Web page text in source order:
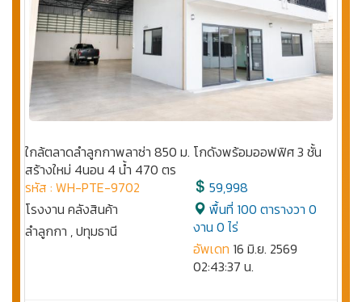
ใกล้ตลาดลำลูกกาพลาซ่า 850 ม. โกดังพร้อมออฟฟิศ 3 ชั้น
สร้างใหม่ 4นอน 4 น้ำ 470 ตร
รหัส : WH-PTE-9702
โรงงาน คลังสินค้า
ลำลูกกา , ปทุมธานี
59,998
พื้นที่ 100 ตารางวา 0
งาน 0 ไร่
อัพเดท 16 มิ.ย. 2569
02:43:37 น.